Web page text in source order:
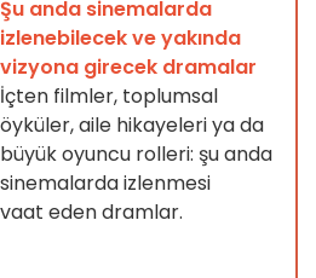
Şu anda sinemalarda
izlenebilecek ve yakında
vizyona girecek dramalar
İçten filmler, toplumsal
öyküler, aile hikayeleri ya da
büyük oyuncu rolleri: şu anda
sinemalarda izlenmesi
eden dramlar.